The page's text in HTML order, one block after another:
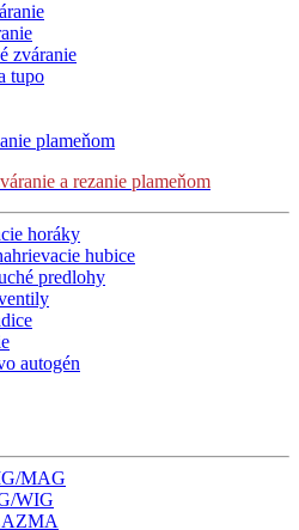
zváranie
tupo
plameňom
a rezanie plameňom
horáky
hubice
predlohy
autogén
MAG
WIG